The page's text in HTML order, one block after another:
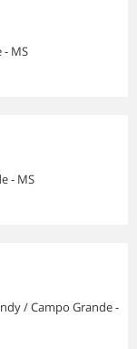
- MS
- MS
/ Campo Grande -